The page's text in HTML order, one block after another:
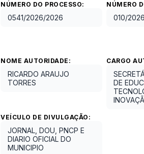
NÚMERO DO PROCESSO:
0541/2026/2026
NÚMERO
010/2026
NOME AUTORIDADE:
RICARDO ARAUJO
TORRES
CARGO
DE
VEÍCULO DE DIVULGAÇÃO:
JORNAL, DOU, PNCP E
DIARIO OFICIAL DO
MUNICIPIO